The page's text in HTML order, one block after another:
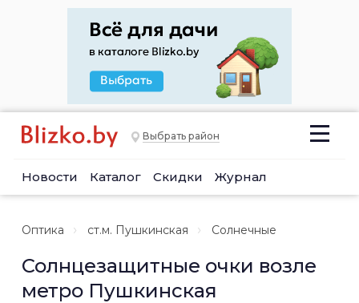
Выбрать район
Новости Каталог Скидки Журнал
Оптика ст.м. Пушкинская Солнечные
Солнцезащитные очки возле
метро Пушкинская